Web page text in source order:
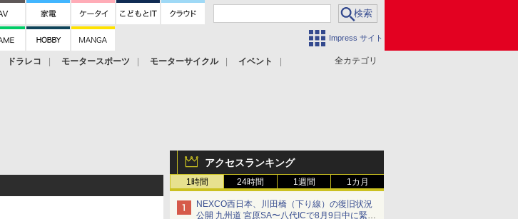
Impress サイト
全カテゴリ
ドラレコ モータースポーツ モーターサイクル
イベント
アクセスランキング
1時間 24時間 1週間 1カ月
NEXCO西日本、川田橋（下り線）の復旧状況
公開 九州道 宮原SA〜八代ICで8月9日中に緊急